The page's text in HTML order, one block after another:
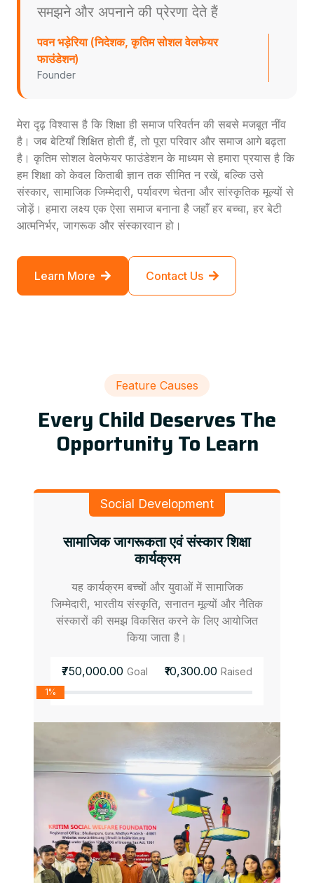
समझने और अपनाने की प्रेरणा देते हैं
पवन भड़ेरिया (निदेशक, कृतिम सोशल वेलफेयर
फाउंडेशन)
Founder
मेरा दृढ़ विश्वास है कि शिक्षा ही समाज परिवर्तन की सबसे मजबूत नींव
है। जब बेटियाँ शिक्षित होती हैं, तो पूरा परिवार और समाज आगे बढ़ता
है। कृतिम सोशल वेलफेयर फाउंडेशन के माध्यम से हमारा प्रयास है कि
हम शिक्षा को केवल किताबी ज्ञान तक सीमित न रखें, बल्कि उसे
संस्कार, सामाजिक जिम्मेदारी, पर्यावरण चेतना और सांस्कृतिक मूल्यों से
जोड़ें। हमारा लक्ष्य एक ऐसा समाज बनाना है जहाँ हर बच्चा, हर बेटी
आत्मनिर्भर, जागरूक और संस्कारवान हो।
Learn More Contact Us
Feature Causes
Every Child Deserves The
Opportunity To Learn
Social Development
सामाजिक जागरूकता एवं संस्कार शिक्षा
कार्यक्रम
यह कार्यक्रम बच्चों और युवाओं में सामाजिक
जिम्मेदारी, भारतीय संस्कृति, सनातन मूल्यों और नैतिक
संस्कारों की समझ विकसित करने के लिए आयोजित
किया जाता है।
₹750,000.00 Goal ₹10,300.00 Raised
1%